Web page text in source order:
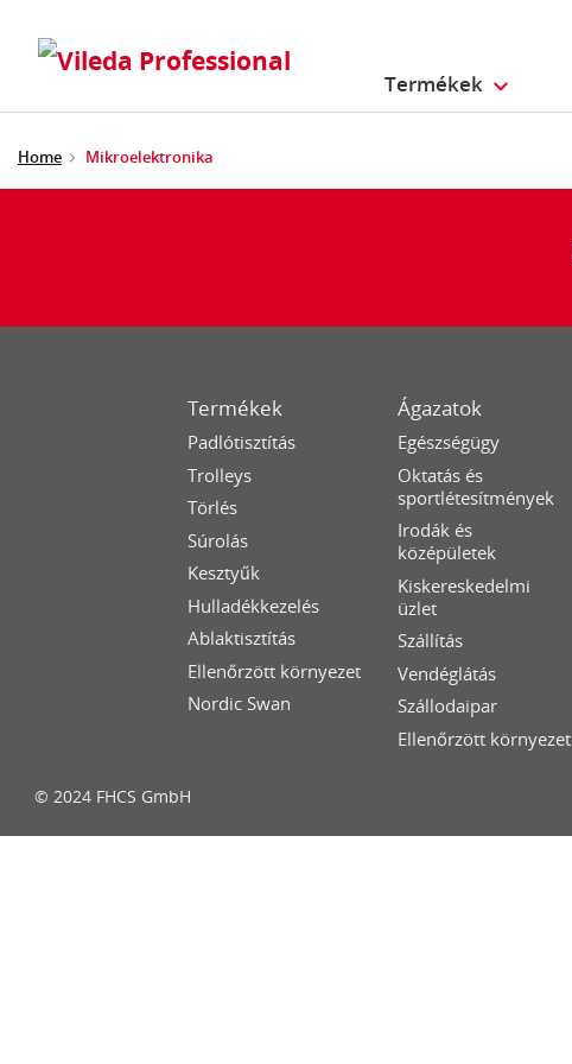
Termékek
Home Mikroelektronika
Termékek
Padlótisztítás
Trolleys
Törlés
Súrolás
Kesztyűk
Hulladékkezelés
Ablaktisztítás
Ellenőrzött környezet
Nordic Swan
Ágazatok
Egészségügy
Oktatás és
sportlétesítmények
Irodák és
középületek
Kiskereskedelmi
üzlet
Szállítás
Vendéglátás
Szállodaipar
Ellenőrzött környezet
© 2024 FHCS GmbH